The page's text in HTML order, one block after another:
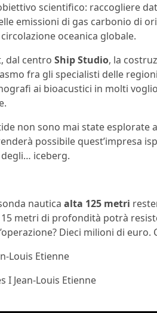
scientifico: raccogliere
emissioni di gas carbonio di
oceanica globale.
dal centro Ship Studio, la
fra gli specialisti delle
ai bioacustici in molti
non sono mai state esplorate
possibile quest’impresa
iceberg.
nautica alta 125 metri
metri di profondità potrà
Dieci milioni di
Louis Etienne
I Jean-Louis Etienne